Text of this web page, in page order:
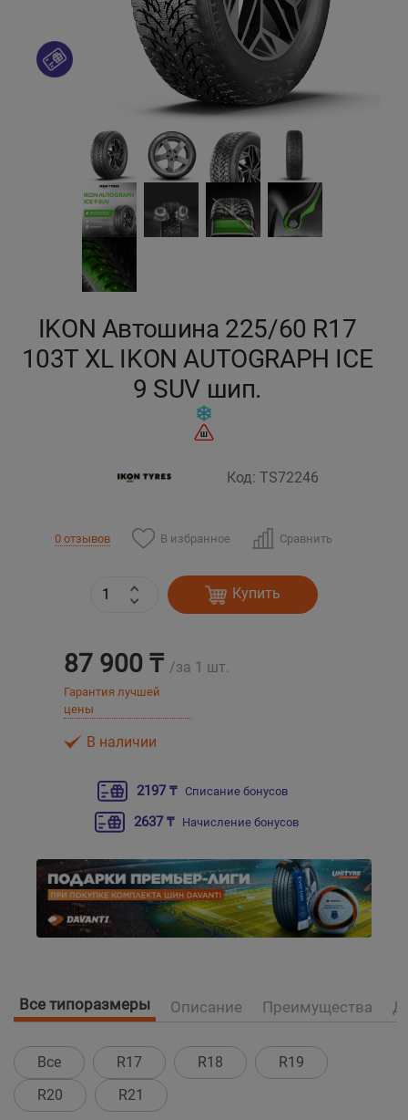
IKON Автошина 225/60 R17
103T XL IKON AUTOGRAPH ICE
9 SUV шип.
Код: TS72246
0 отзывов В избранное Сравнить
Купить
87 900 ₸ /за 1 шт.
Гарантия лучшей
цены
В наличии
2197 ₸ Списание бонусов
2637 ₸ Начисление бонусов
Все типоразмеры Описание Преимущества
Все R17 R18
R19
R20
R21
Костанай
Петропавловск
Тараз
Шымкент